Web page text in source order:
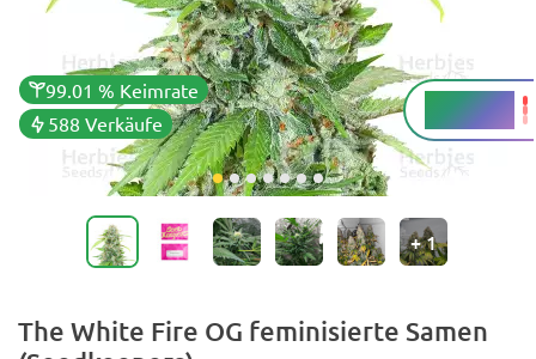
99.01 % Keimrate
588 Verkäufe
26 - 28 %
THC
+1
The White Fire OG feminisierte Samen